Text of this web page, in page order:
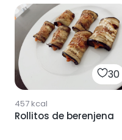
30
457kcal
Rollitos de berenjena